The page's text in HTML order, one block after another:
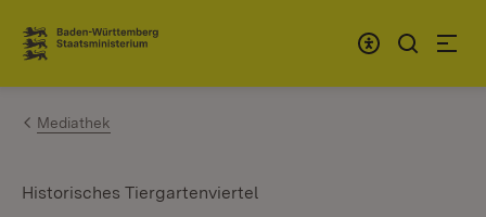
Zum Inhalt springen
Link zur Startseite
Mediathek
Historisches Tiergartenviertel